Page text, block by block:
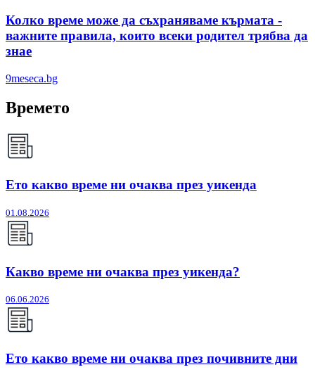
Колко време може да съхраняваме кърмата -
важните правила, които всеки родител трябва да
знае
9meseca.bg
Времето
Ето какво време ни очаква през уикенда
01.08.2026
Какво време ни очаква през уикенда?
06.06.2026
Ето какво време ни очаква през почивните дни